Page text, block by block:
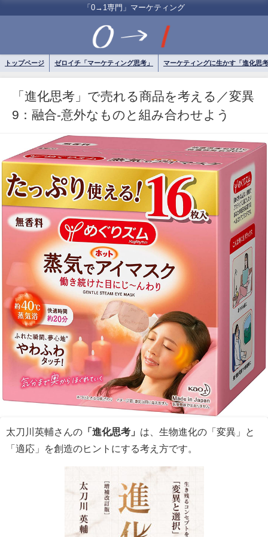
「0→1専門」マーケティング
トップページ ゼロイチ「マーケティング思考」 マーケティングに生かす「進化思
「進化思考」で売れる商品を考える／変異
9：融合-意外なものと組み合わせよう
太刀川英輔さんの 「進化思考」 は、生物進化の「変異」と
「適応」を創造のヒントにする考え方です。